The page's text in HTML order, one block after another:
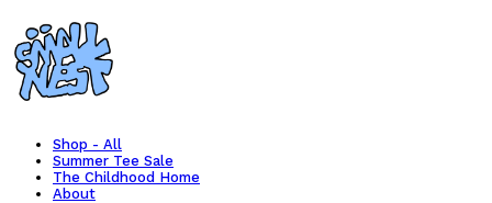
Shop - All
Summer Tee Sale
The Childhood Home
About